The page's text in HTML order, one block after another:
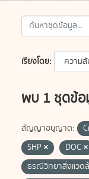
เรียงโดย
พบ 1 ชุดข้
สัญญาอนุญาต:
SHP
DOC
ธรณีวิทยาสิ่งแวด